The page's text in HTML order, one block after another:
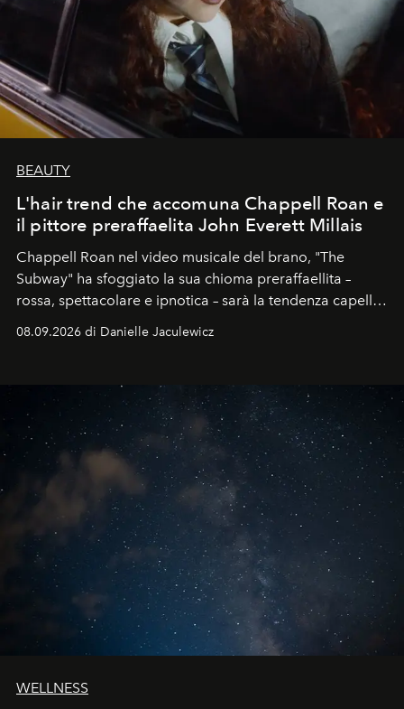
BEAUTY
L'hair trend che accomuna Chappell Roan e
il pittore preraffaelita John Everett Millais
Chappell Roan nel video musicale del brano, "The
Subway" ha sfoggiato la sua chioma preraffaellita –
rossa, spettacolare e ipnotica – sarà la tendenza capelli
dell'autunno?
08.09.2026 di Danielle Jaculewicz
WELLNESS